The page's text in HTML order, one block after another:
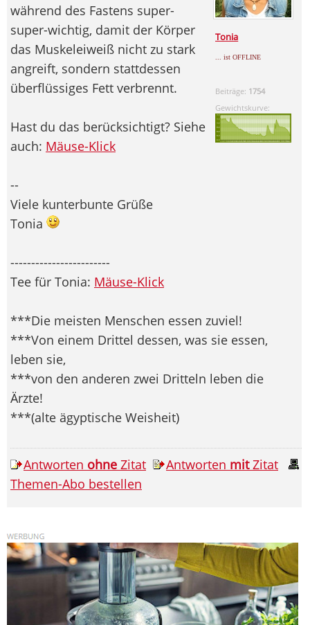
Tonia
... ist OFFLINE
Beiträge: 1754
Gewichtskurve:
während des Fastens super-
super-wichtig, damit der Körper
das Muskeleiweiß nicht zu stark
angreift, sondern stattdessen
überflüssiges Fett verbrennt.
Hast du das berücksichtigt? Siehe
auch: Mäuse-Klick
--
Viele kunterbunte Grüße
Tonia
------------------------
Tee für Tonia: Mäuse-Klick
***Die meisten Menschen essen zuviel!
***Von einem Drittel dessen, was sie essen,
leben sie,
***von den anderen zwei Dritteln leben die
Ärzte!
***(alte ägyptische Weisheit)
Antworten ohne Zitat Antworten mitZitat
Themen-Abo bestellen